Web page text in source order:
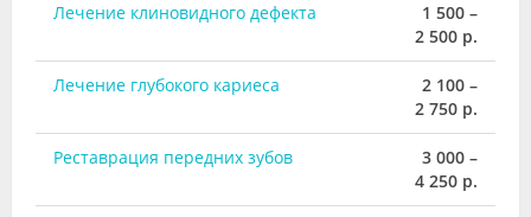
Лечение клиновидного дефекта
1 500 –
2 500 р.
Лечение глубокого кариеса
2 100 –
2 750 р.
Реставрация передних зубов
3 000 –
4 250 р.